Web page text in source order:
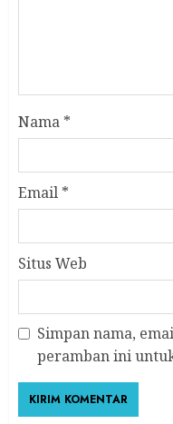
Nama *
Email *
Situs Web
Simpan nama,
peramban ini